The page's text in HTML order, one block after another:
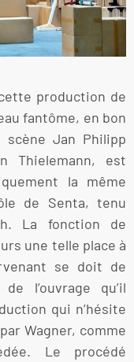
production de
fantôme, en bon
Jan Philipp
Thielemann, est
la même
de Senta, tenu
La fonction de
une telle place à
se doit de
l’ouvrage qu’il
qui n’hésite
Wagner, comme
Le procédé